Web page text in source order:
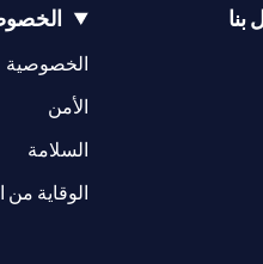
بنا
الخصوصية
الأمن
السلامة
الوقاية من